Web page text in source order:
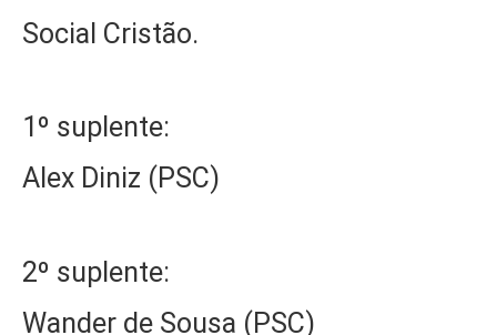
Social Cristão.
1º suplente:
Alex Diniz (PSC)
2º suplente:
Wander de Sousa (PSC)